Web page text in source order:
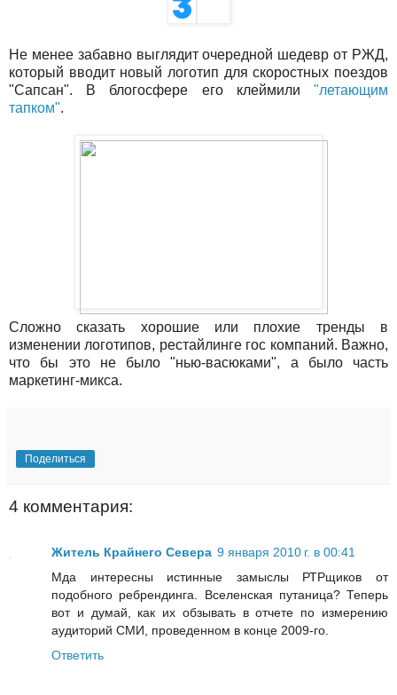
Не менее забавно выглядит очередной шедевр от РЖД,
который вводит новый логотип для скоростных поездов
"Сапсан". В блогосфере его клеймили "летающим
тапком".
Сложно сказать хорошие или плохие тренды в
изменении логотипов, рестайлинге гос компаний. Важно,
что бы это не было "нью-васюками", а было часть
маркетинг-микса.
Поделиться
4 комментария:
Житель Крайнего Севера 9 января 2010 г. в 00:41
Мда интересны истинные замыслы РТРщиков от
подобного ребрендинга. Вселенская путаница? Теперь
вот и думай, как их обзывать в отчете по измерению
аудиторий СМИ, проведенном в конце 2009-го.
Ответить